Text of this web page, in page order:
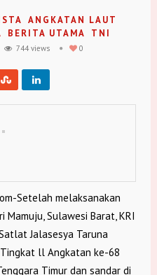
ANGKATAN LAUT
BERITA UTAMA TNI
744 views 0
Setelah melaksanakan
Sulawesi Barat, KRI
Jalasesya Taruna
ll Angkatan ke-68
Timur dan sandar di